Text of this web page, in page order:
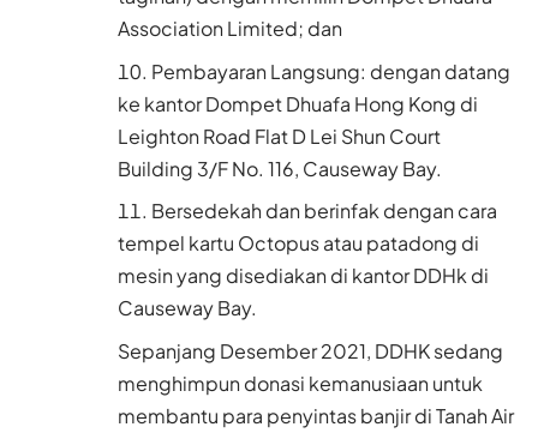
Association Limited; dan
Pembayaran Langsung: dengan datang
ke kantor Dompet Dhuafa Hong Kong di
Leighton Road Flat D Lei Shun Court
Building 3/F No. 116, Causeway Bay.
Bersedekah dan berinfak dengan cara
tempel kartu Octopus atau patadong di
mesin yang disediakan di kantor DDHk di
Causeway Bay.
Sepanjang Desember 2021, DDHK sedang
menghimpun donasi kemanusiaan untuk
membantu para penyintas banjir di Tanah Air